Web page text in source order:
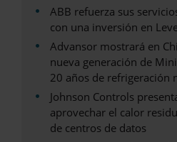
ABB refuerza sus
con una inversión en
Advansor mostrará en
nueva generación de
20 años de refrigeración
Johnson Controls
aprovechar el calor
de centros de datos